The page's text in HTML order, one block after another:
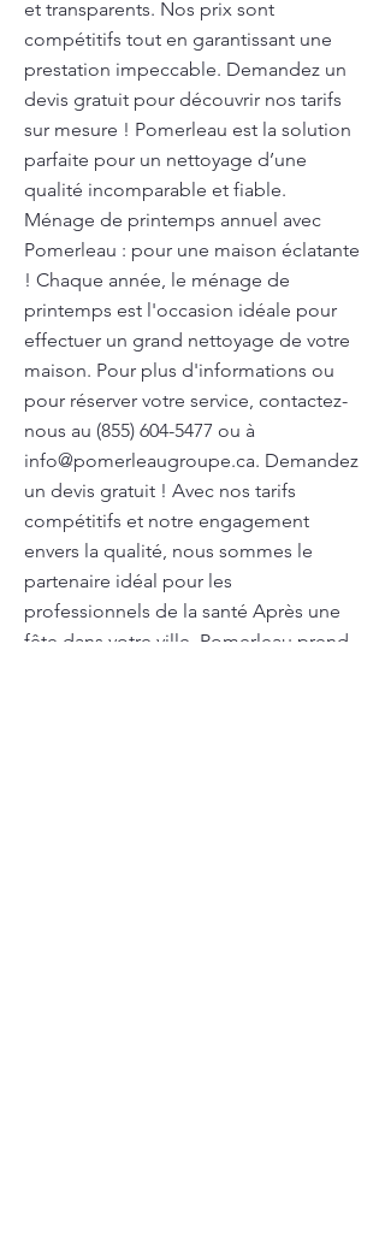
et transparents. Nos prix sont
compétitifs tout en garantissant une
prestation impeccable. Demandez un
devis gratuit pour découvrir nos tarifs
sur mesure ! Pomerleau est la solution
parfaite pour un nettoyage d’une
qualité incomparable et fiable.
Ménage de printemps annuel avec
Pomerleau : pour une maison éclatante
! Chaque année, le ménage de
printemps est l'occasion idéale pour
effectuer un grand nettoyage de votre
maison. Pour plus d'informations ou
pour réserver votre service, contactez-
nous au (855) 604-5477 ou à
info@pomerleaugroupe.ca. Demandez
un devis gratuit ! Avec nos tarifs
compétitifs et notre engagement
envers la qualité, nous sommes le
partenaire idéal pour les
professionnels de la santé Après une
fête dans votre ville, Pomerleau prend